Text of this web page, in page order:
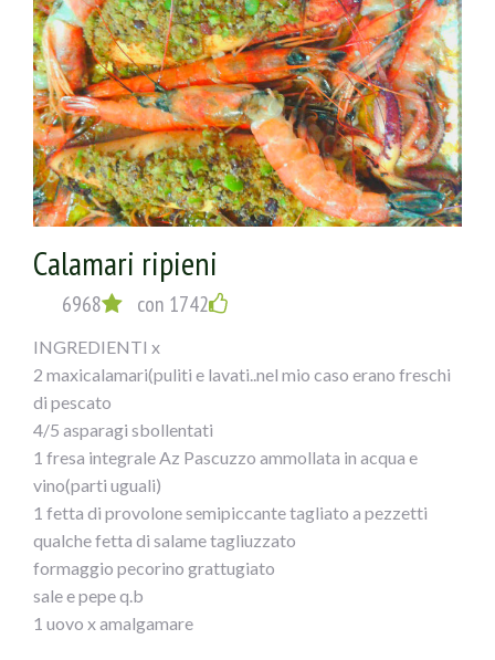
Calamari ripieni
6968 con 1742
INGREDIENTI x
2 maxicalamari(puliti e lavati..nel mio caso erano freschi
di pescato
4/5 asparagi sbollentati
1 fresa integrale Az Pascuzzo ammollata in acqua e
vino(parti uguali)
1 fetta di provolone semipiccante tagliato a pezzetti
qualche fetta di salame tagliuzzato
formaggio pecorino grattugiato
sale e pepe q.b
1 uovo x amalgamare